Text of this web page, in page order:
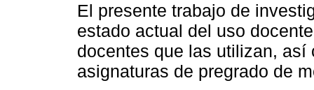
El presente trabajo de
estado actual del uso
docentes que las utilizan,
asignaturas de pregrado de